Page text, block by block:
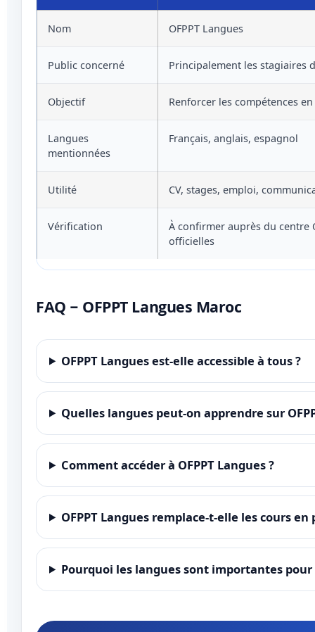
Nom OFPPT Langues
Public concerné Principalement les stagiaires
Objectif Renforcer les compétences
Langues
mentionnées
Français, anglais, espagnol
Utilité CV, stages, emploi,
Vérification
À confirmer auprès du centre
officielles
FAQ – OFPPT Langues Maroc
OFPPT Langues est-elle accessible à tous ?
Quelles langues peut-on apprendre sur
Comment accéder à OFPPT Langues ?
OFPPT Langues remplace-t-elle les cours
Pourquoi les langues sont importantes pour